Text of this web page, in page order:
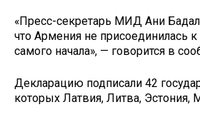
«Пресс-секретарь МИД Ани
что Армения не присоединилась
самого начала», — говорится в
Декларацию подписали 42
которых Латвия, Литва, Эстония,